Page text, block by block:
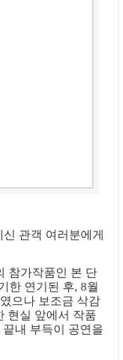
관객 여러분에게
참가작품인 본 단
한 연기된 후, 8월
으나 보조금 삭감
현실 앞에서 작품
내 부득이 공연을